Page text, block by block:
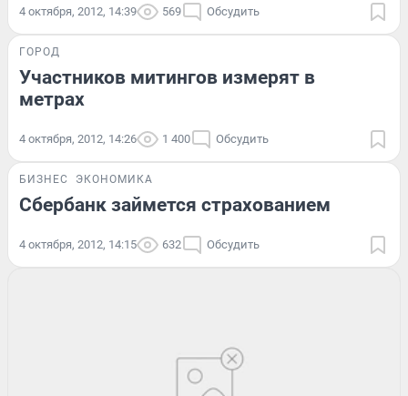
4 октября, 2012, 14:39 569 Обсудить
ГОРОД
Участников митингов измерят в
метрах
4 октября, 2012, 14:26 1 400 Обсудить
БИЗНЕС ЭКОНОМИКА
Сбербанк займется страхованием
4 октября, 2012, 14:15 632 Обсудить